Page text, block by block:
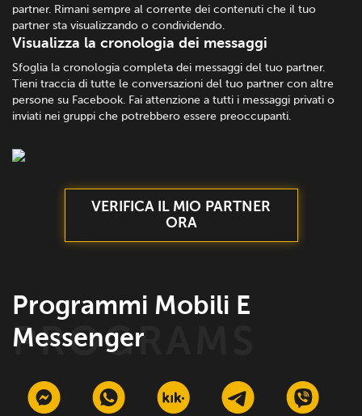
partner. Rimani sempre al corrente dei contenuti che il tuo
partner sta visualizzando o condividendo.
Visualizza la cronologia dei messaggi
Sfoglia la cronologia completa dei messaggi del tuo partner.
Tieni traccia di tutte le conversazioni del tuo partner con altre
persone su Facebook. Fai attenzione a tutti i messaggi privati o
inviati nei gruppi che potrebbero essere preoccupanti.
VERIFICA IL MIO PARTNER
ORA
Programmi Mobili E
Messenger